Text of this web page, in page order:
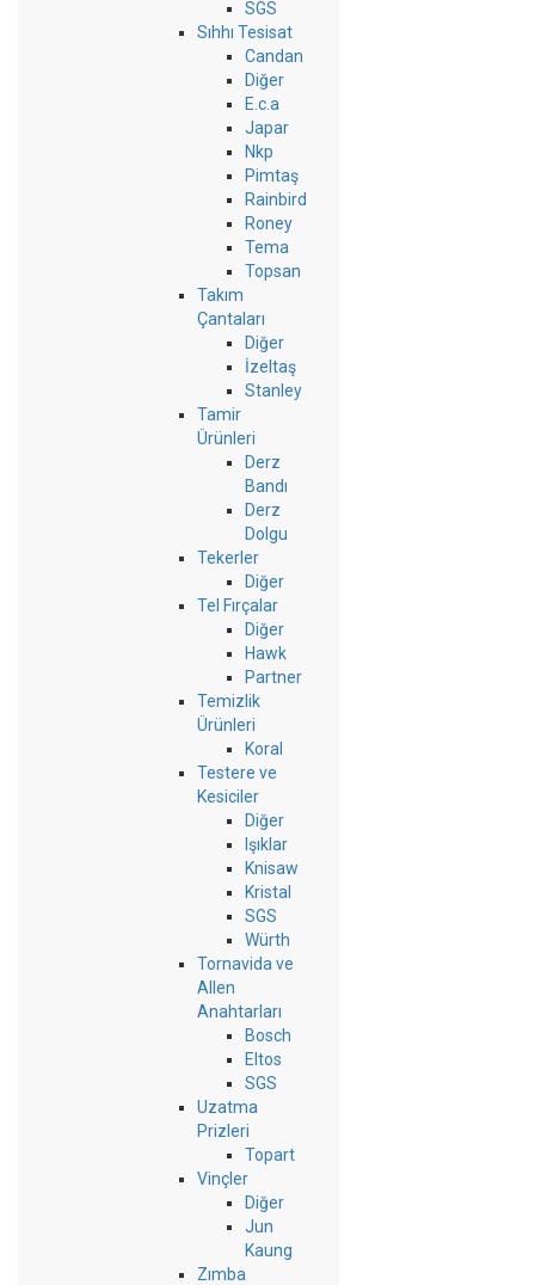
SGS
Sıhhı Tesisat
Candan
Diğer
E.c.a
Japar
Nkp
Pimtaş
Rainbird
Roney
Tema
Topsan
Takım
Çantaları
Diğer
İzeltaş
Stanley
Tamir
Ürünleri
Derz
Bandı
Derz
Dolgu
Tekerler
Diğer
Tel Fırçalar
Diğer
Hawk
Partner
Temizlik
Ürünleri
Koral
Testere ve
Kesiciler
Diğer
Işıklar
Knisaw
Kristal
SGS
Würth
Tornavida ve
Allen
Anahtarları
Bosch
Eltos
SGS
Uzatma
Prizleri
Topart
Vinçler
Diğer
Jun
Kaung
Zımba